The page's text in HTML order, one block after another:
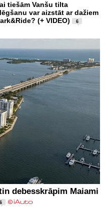
tiešām Vanšu tilta
var aizstāt ar dažiem
(+ VIDEO)
6
debesskrāpim Maiami
6